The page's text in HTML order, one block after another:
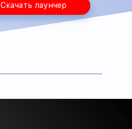
Скачать лаунчер